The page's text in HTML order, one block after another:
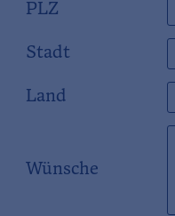
PLZ
Stadt
Land
Wünsche